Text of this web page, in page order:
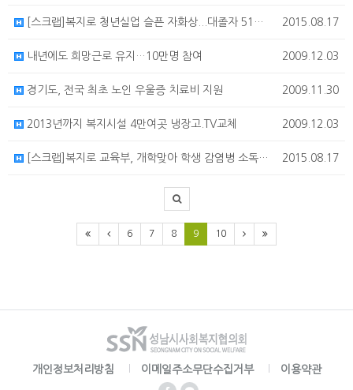
2015.08.17
[스크랩]복지로 청년실업 슬픈 자화상...대졸자 51%가 '캥거루족'
2009.12.03
내년에도 희망근로 유지…10만명 참여
2009.11.30
경기도, 전국 최초 노인 우울증 치료비 지원
2009.12.03
2013년까지 복지시설 4만여곳 냉장고.TV교체
2015.08.17
[스크랩]복지로 교육부, 개학맞아 학생 감염병 소독ㆍ신고 강화
6 7 8 9 10
개인정보처리방침 이메일주소무단수집거부 이용약관